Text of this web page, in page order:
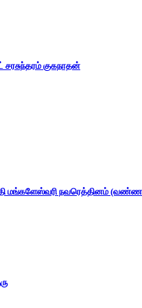
சரசுந்தரம் குகநாதன்
மங்களேஸ்வரி நவரெத்தினம்